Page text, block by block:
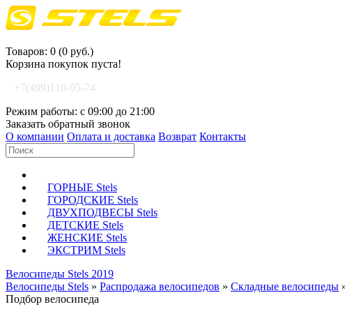
Товаров: 0 (0 руб.)
Корзина покупок пуста!
+7(499)110-95-74
Режим работы: с 09:00 до 21:00
Заказать обратный звонок
О компании Оплата и доставка Возврат Контакты
ГОРНЫЕ Stels
ГОРОДСКИЕ Stels
ДВУХПОДВЕСЫ Stels
ДЕТСКИЕ Stels
ЖЕНСКИЕ Stels
ЭКСТРИМ Stels
Велосипеды Stels 2019
Велосипеды Stels » Распродажа велосипедов » Складные велосипеды
Подбор велосипеда